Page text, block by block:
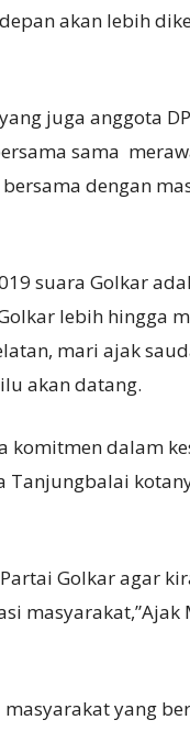
akan lebih
juga anggota
sama
dengan
suara Golkar
lebih hingga
mari ajak
akan datang.
komitmen dalam
Tanjungbalai
Golkar agar
masyarakat yang